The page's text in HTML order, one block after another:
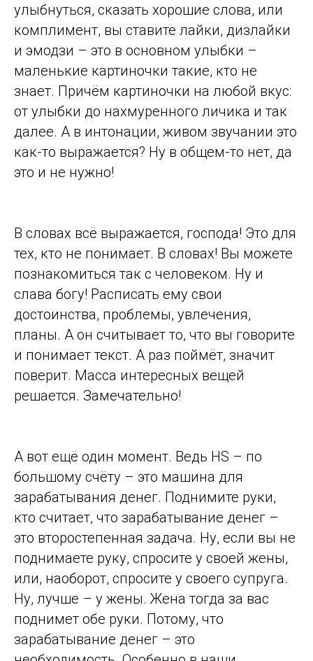
улыбнуться, сказать хорошие слова, или
комплимент, вы ставите лайки, дизлайки
и эмодзи – это в основном улыбки –
маленькие картиночки такие, кто не
знает. Причём картиночки на любой вкус:
от улыбки до нахмуренного личика и так
далее. А в интонации, живом звучании это
как-то выражается? Ну в общем-то нет, да
это и не нужно!
В словах всё выражается, господа! Это для
тех, кто не понимает. В словах! Вы можете
познакомиться так с человеком. Ну и
слава богу! Расписать ему свои
достоинства, проблемы, увлечения,
планы. А он считывает то, что вы говорите
и понимает текст. А раз поймёт, значит
поверит. Масса интересных вещей
решается. Замечательно!
А вот ещё один момент. Ведь HS – по
большому счёту – это машина для
зарабатывания денег. Поднимите руки,
кто считает, что зарабатывание денег –
это второстепенная задача. Ну, если вы не
поднимаете руку, спросите у своей жены,
или, наоборот, спросите у своего супруга.
Ну, лучше – у жены. Жена тогда за вас
поднимет обе руки. Потому, что
зарабатывание денег – это